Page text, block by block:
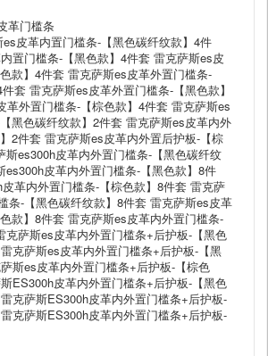
革门槛条
皮革内置门槛条-【黑色碳纤纹款】4件
置门槛条-【黑色款】4件套 雷克萨斯es皮
款】4件套 雷克萨斯es皮革外置门槛条-
件套 雷克萨斯es皮革外置门槛条-【黑色款】
革外置门槛条-【棕色款】4件套 雷克萨斯es
黑色碳纤纹款】2件套 雷克萨斯es皮革内外
2件套 雷克萨斯es皮革内外置后护板-【棕
斯es300h皮革内外置门槛条-【黑色碳纤纹
es300h皮革内外置门槛条-【黑色款】8件
革内外置门槛条-【棕色款】8件套 雷克萨
条-【黑色碳纤纹款】8件套 雷克萨斯es皮革
款】8件套 雷克萨斯es皮革内外置门槛条-
克萨斯es皮革内外置门槛条+后护板-【黑色
克萨斯es皮革内外置门槛条+后护板-【黑
斯es皮革内外置门槛条+后护板-【棕色
ES300h皮革内外置门槛条+后护板-【黑色
克萨斯ES300h皮革内外置门槛条+后护板-
雷克萨斯ES300h皮革内外置门槛条+后护板-